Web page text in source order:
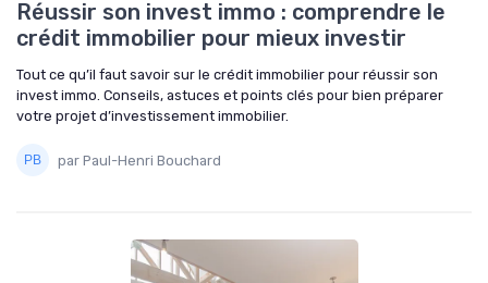
Réussir son invest immo : comprendre le
crédit immobilier pour mieux investir
Tout ce qu’il faut savoir sur le crédit immobilier pour réussir son
invest immo. Conseils, astuces et points clés pour bien préparer
votre projet d’investissement immobilier.
par Paul-Henri Bouchard